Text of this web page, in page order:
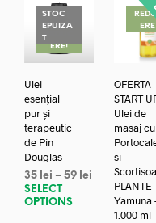
STOC
EPUIZA
TREDUC
ERE!
Ulei
esențial
pur și
terapeutic
de Pin
Douglas
35 lei – 59 lei
SELECT
OPTIONS
OFERTA
START
Ulei de
masaj cu
si
PLANTE
Yamuna
1.000 ml